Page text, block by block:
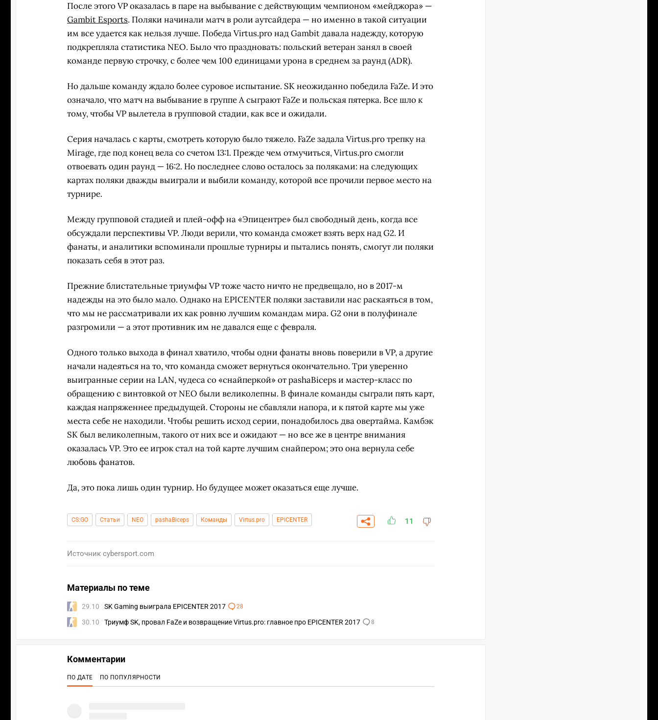
После этого VP оказалась в паре на выбывание с действующим чемпионом «мейджора» —
Gambit Esports. Поляки начинали матч в роли аутсайдера — но именно в такой ситуации
им все удается как нельзя лучше. Победа Virtus.pro над Gambit давала надежду, которую
подкрепляла статистика NEO. Было что праздновать: польский ветеран занял в своей
команде первую строчку, с более чем 100 единицами урона в среднем за раунд (ADR).
Но дальше команду ждало более суровое испытание. SK неожиданно победила FaZe. И это
означало, что матч на выбывание в группе A сыграют FaZe и польская пятерка. Все шло к
тому, чтобы VP вылетела в групповой стадии, как все и ожидали.
Серия началась с карты, смотреть которую было тяжело. FaZe задала Virtus.pro трепку на
Mirage, где под конец вела со счетом 13:1. Прежде чем отмучиться, Virtus.pro смогли
отвоевать один раунд — 16:2. Но последнее слово осталось за поляками: на следующих
картах поляки дважды выиграли и выбили команду, которой все прочили первое место на
турнире.
Между групповой стадией и плей-офф на «Эпицентре» был свободный день, когда все
обсуждали перспективы VP. Люди верили, что команда сможет взять верх над G2. И
фанаты, и аналитики вспоминали прошлые турниры и пытались понять, смогут ли поляки
показать себя в этот раз.
Прежние блистательные триумфы VP тоже часто ничто не предвещало, но в 2017-м
надежды на это было мало. Однако на EPICENTER поляки заставили нас раскаяться в том,
что мы не рассматривали их как ровню лучшим командам мира. G2 они в полуфинале
разгромили — а этот противник им не давался еще с февраля.
Одного только выхода в финал хватило, чтобы одни фанаты вновь поверили в VP, а другие
начали надеяться на то, что команда сможет вернуться окончательно. Три уверенно
выигранные серии на LAN, чудеса со «снайперкой» от pashaBiceps и мастер-класс по
обращению с винтовкой от NEO были великолепны. В финале команды сыграли пять карт,
каждая напряженнее предыдущей. Стороны не сбавляли напора, и к пятой карте мы уже
места себе не находили. Чтобы решить исход серии, понадобилось два овертайма. Камбэк
SK был великолепным, такого от них все и ожидают — но все же в центре внимания
оказалась VP. Это ее игрок стал на той карте лучшим снайпером; это она вернула себе
любовь фанатов.
Да, это пока лишь один турнир. Но будущее может оказаться еще лучше.
CS:GO Статьи NEO pashaBiceps Команды Virtus.pro EPICENTER 11
Источник cybersport.com
Материалы по теме
29.10 SK Gaming выиграла EPICENTER 2017 28
30.10 Триумф SK, провал FaZe и возвращение Virtus.pro: главное про EPICENTER 2017 8
Комментарии
ПО ДАТЕ ПО ПОПУЛЯРНОСТИ